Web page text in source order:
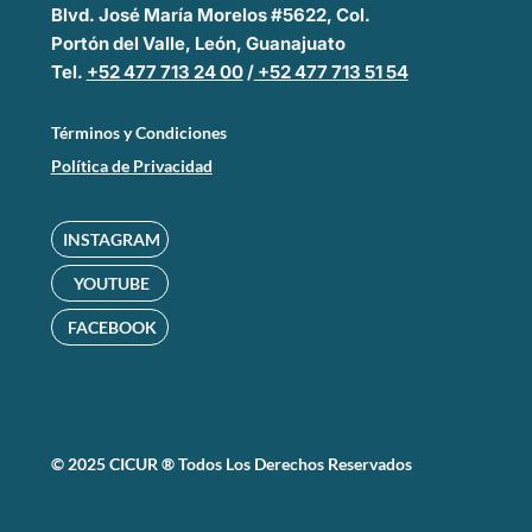
Blvd. José María Morelos #5622, Col.
Portón del Valle, León, Guanajuato
Tel. +52 477 713 24 00/+52 477 713 51 54
Términos y Condiciones
Política de Privacidad
© 2025 CICUR ® Todos Los Derechos Reservados
INSTAGRAM
FACEBOOK
YOUTUBE